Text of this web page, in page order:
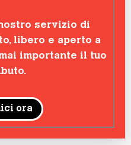
servizio di
libero e aperto a
importante il tuo
ora